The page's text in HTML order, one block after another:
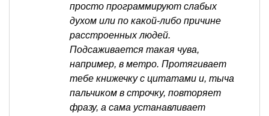
просто программируют слабых
духом или по какой-либо причине
расстроенных людей.
Подсаживается такая чува,
например, в метро. Протягивает
тебе книжечку с цитатами и, тыча
пальчиком в строчку, повторяет
фразу, а сама устанавливает